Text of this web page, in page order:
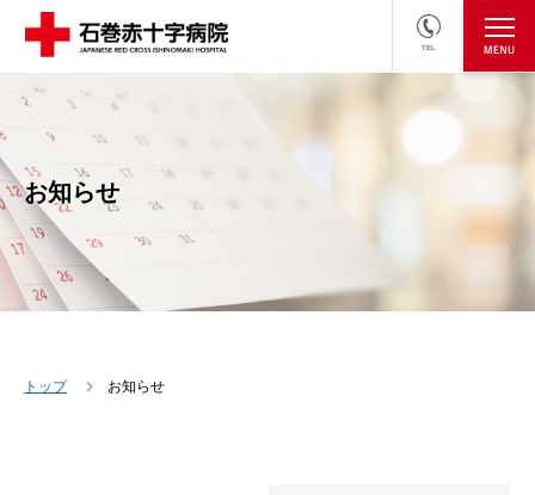
TEL
医療関係者の方
お知らせ
トップ お知らせ